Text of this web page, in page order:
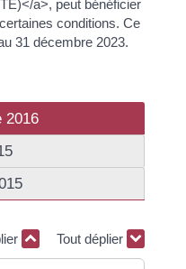
a>, peut bénéficier
conditions. Ce
31 décembre 2023.
2016
Tout déplier